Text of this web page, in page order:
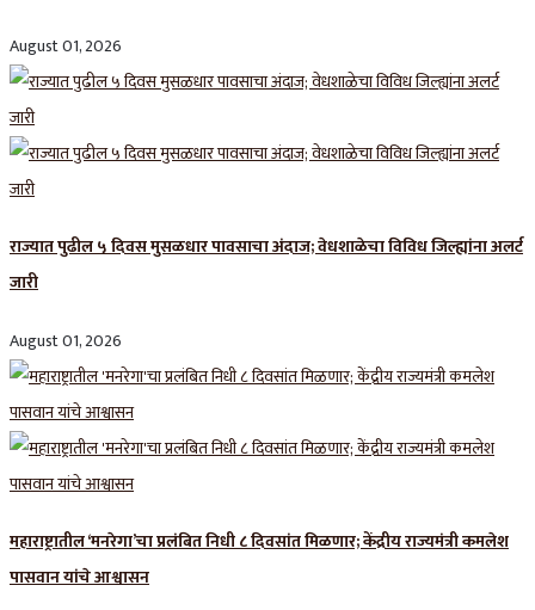
August 01, 2026
राज्यात पुढील ५ दिवस मुसळधार पावसाचा अंदाज; वेधशाळेचा विविध जिल्ह्यांना अलर्ट
जारी
August 01, 2026
महाराष्ट्रातील ‘मनरेगा’चा प्रलंबित निधी ८ दिवसांत मिळणार; केंद्रीय राज्यमंत्री कमलेश
पासवान यांचे आश्वासन